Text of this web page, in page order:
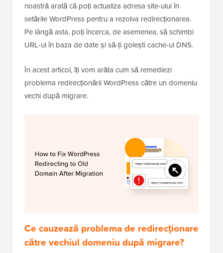
noastră arată că poți actualiza adresa site-ului în
setările WordPress pentru a rezolva redirecționarea.
Pe lângă asta, poți încerca, de asemenea, să schimbi
URL-ul în baza de date și să-ți golești cache-ul DNS.
În acest articol, îți vom arăta cum să remediezi
problema redirecționării WordPress către un domeniu
vechi după migrare.
Ce cauzează problema de redirecționare
către vechiul domeniu după migrare?